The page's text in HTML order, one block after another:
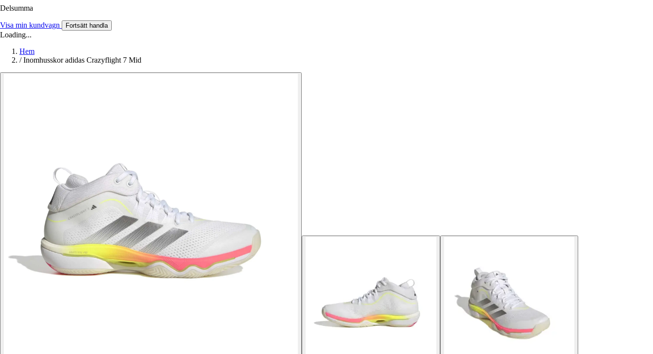
Delsumma
Visa min kundvagn Fortsätt handla
Loading...
Hem
/ Inomhusskor adidas Crazyflight 7 Mid